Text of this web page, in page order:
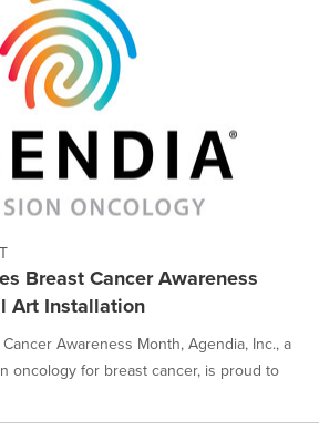
Breast Cancer Awareness
Art Installation
Awareness Month, Agendia, Inc., a
oncology for breast cancer, is proud to